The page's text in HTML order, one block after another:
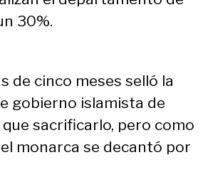
30%.
de cinco meses selló la
gobierno islamista de
sacrificarlo, pero como
monarca se decantó por